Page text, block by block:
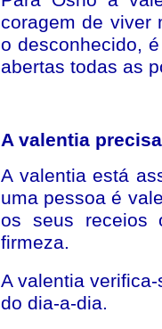
coragem de viver
o desconhecido,
abertas todas as
A valentia
A valentia está
uma pessoa é
os seus receios
firmeza.
A valentia
do dia-a-dia.